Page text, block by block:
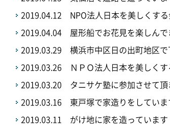
2019.04.12 NPO法人日本を美しくす
2019.04.04 屋形船でお花見を楽しんで
2019.03.29 横浜市中区日の出町地区
2019.03.26 ＮＰＯ法人日本を美しく
2019.03.20 タニサケ塾に参加させて頂
2019.03.16 東戸塚で家造りをしていま
2019.03.11 がけ地に家を造っています